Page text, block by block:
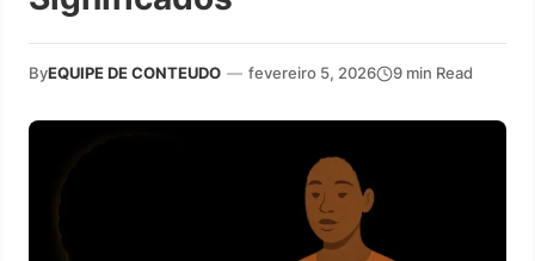
ByEQUIPE DE CONTEUDO — fevereiro 5, 2026 9 min Read